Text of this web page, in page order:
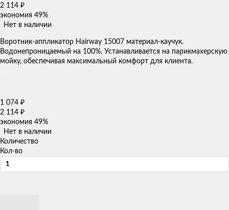
2 114 ₽
экономия 49%
Нет в наличии
Воротник-аппликатор Hairway 15007 материал-каучук.
Водонепроницаемый на 100%. Устанавливается на парикмахерскую
мойку, обеспечивая максимальный комфорт для клиента.
1 074 ₽
2 114 ₽
экономия 49%
Нет в наличии
Количество
Кол-во